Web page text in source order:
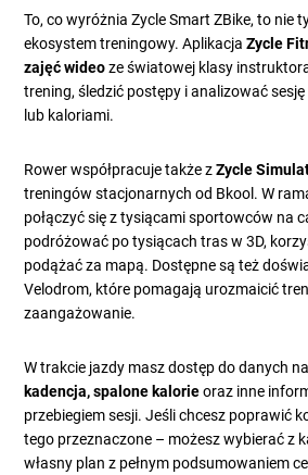
To, co wyróżnia Zycle Smart ZBike, to nie
ekosystem treningowy. AplikacjaZycle
zajęć wideoze światowej klasy
trening, śledzić postępy i analizować
lub kaloriami.
Rower współpracuje także zZycle
treningów stacjonarnych od Bkool. W
połączyć się z tysiącami sportowców na
podróżować po tysiącach tras w 3D,
podążać za mapą. Dostępne są też
Velodrom, które pomagają urozmaicić
zaangażowanie.
W trakcie jazdy masz dostęp do danych
kadencja, spalone kalorieoraz inne
przebiegiem sesji. Jeśli chcesz poprawić
tego przeznaczone – możesz wybierać z
własny plan z pełnym podsumowaniem